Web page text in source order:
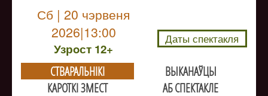
Сб | 20 чэрвеня
2026|13:00
Узрoст 12+
Даты спектакля
СТВАРАЛЬНIКI
ВЫКАНАЎЦЫ
КАРОТКІ ЗМЕСТ
АБ СПЕКТАКЛЕ